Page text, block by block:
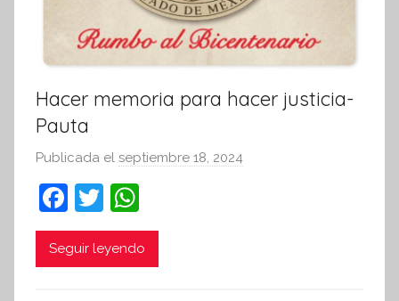
t
i
Hacer memoria para hacer justicia-
Pauta
Publicada el septiembre 18, 2024
F
a
c
T
w
itt
h
at
Seguir leyendo